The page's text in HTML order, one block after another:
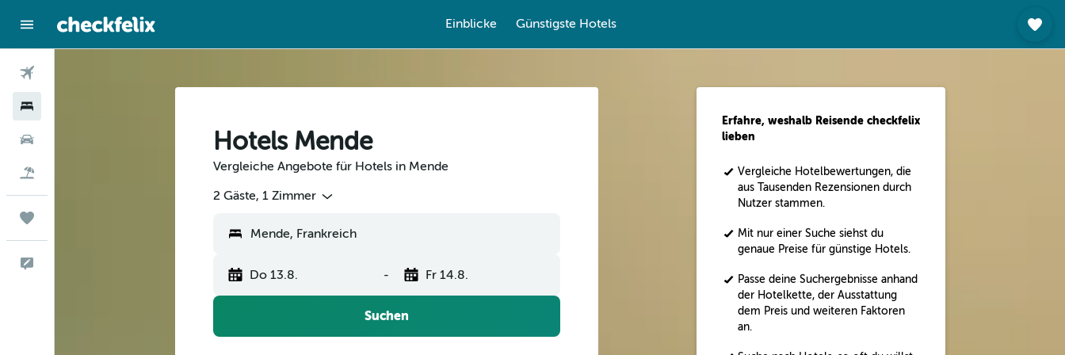
Einblicke Günstigste Hotels
Hotels Mende
Vergleiche Angebote für Hotels in Mende
2 Gäste, 1 Zimmer
Do 13.8. - Fr 14.8.
Suchen
Erfahre, weshalb Reisende checkfelix
lieben
Vergleiche Hotelbewertungen, die
aus Tausenden Rezensionen durch
Nutzer stammen.
Mit nur einer Suche siehst du
genaue Preise für günstige Hotels.
Passe deine Suchergebnisse anhand
der Hotelkette, der Ausstattung
dem Preis und weiteren Faktoren
an.